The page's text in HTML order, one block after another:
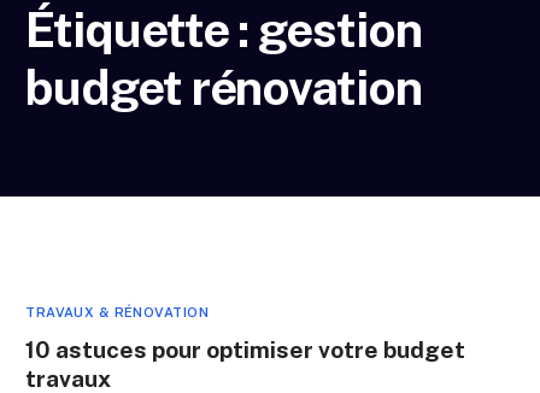
Étiquette : gestion
budget rénovation
TRAVAUX & RÉNOVATION
10 astuces pour optimiser votre budget
travaux